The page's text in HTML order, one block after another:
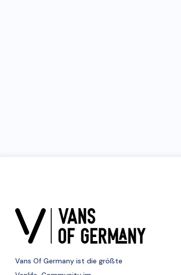
Vans Of Germany ist die größte